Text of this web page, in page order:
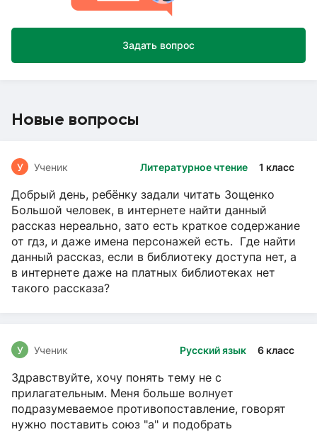
Задать вопрос
Новые вопросы
Литературное чтение 1 класс
У Ученик
Добрый день, ребёнку задали читать Зощенко
Большой человек, в интернете найти данный
рассказ нереально, зато есть краткое содержание
от гдз, и даже имена персонажей есть. Где найти
данный рассказ, если в библиотеку доступа нет, а
в интернете даже на платных библиотеках нет
такого рассказа?
Русский язык 6 класс
У Ученик
Здравствуйте, хочу понять тему не с
прилагательным. Меня больше волнует
подразумеваемое противопоставление, говорят
нужно поставить союз "а" и подобрать